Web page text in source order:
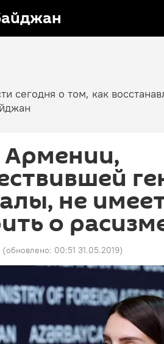
сегодня о том, как
Армении,
не
о
(обновлено: 00:51 31.05.2019)